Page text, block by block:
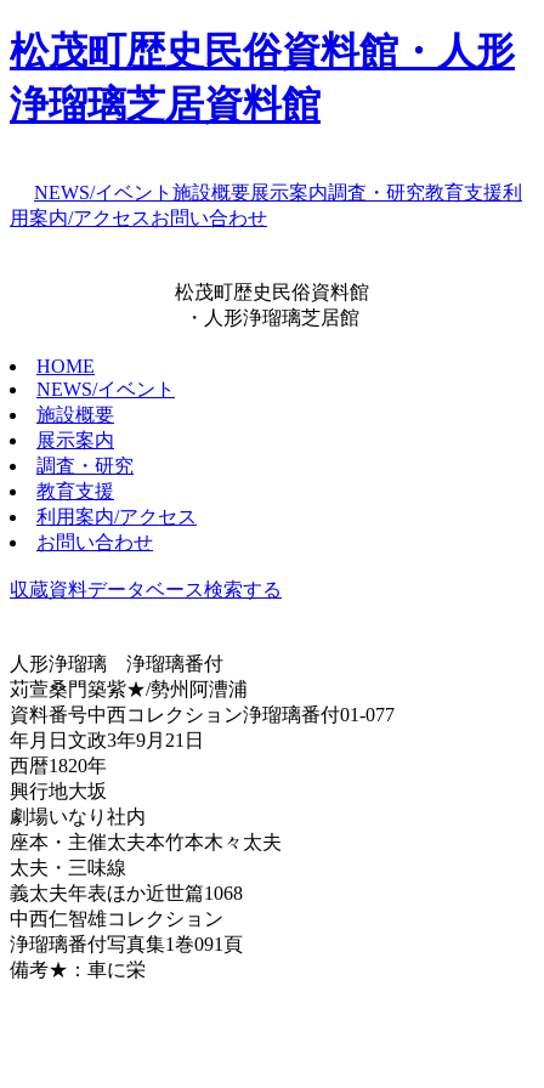
松茂町歴史民俗資料館・人形
浄瑠璃芝居資料館
NEWS/イベント 施設概要展示案内調査・研究教育支援利
用案内/アクセスお問い合わせ
松茂町歴史民俗資料館
・人形浄瑠璃芝居館
HOME
NEWS/イベント
施設概要
展示案内
調査・研究
教育支援
利用案内/アクセス
お問い合わせ
収蔵資料データベース検索する
人形浄瑠璃 浄瑠璃番付
苅萱桑門築紫★/勢州阿漕浦
資料番号中西コレクション浄瑠璃番付01-077
年月日 文政3年9月21日
西暦1820年
興行地大坂
劇場いなり社内
座本・主催太夫本竹本木々太夫
太夫・三味線
義太夫年表ほか近世篇1068
中西仁智雄コレクション
浄瑠璃番付写真集1巻091頁
備考★：車に栄